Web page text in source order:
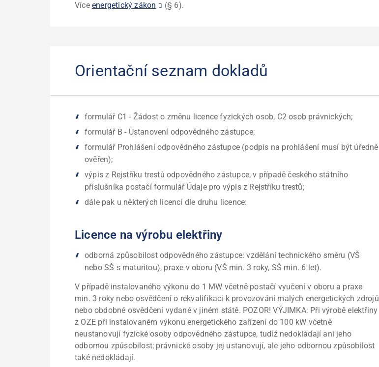
Více energetický zákon (§ 6).
Orientační seznam dokladů
formulář C1 - Žádost o změnu licence fyzických osob, C2 osob právnických;
formulář B - Ustanovení odpovědného zástupce;
formulář Prohlášení odpovědného zástupce (podpis na prohlášení musí být úředně
ověřen);
výpis z Rejstříku trestů odpovědného zástupce, v případě českého státního
příslušníka postačí formulář Údaje pro výpis z Rejstříku trestů;
dále pak u některých licencí dle druhu licence:
Licence na výrobu elektřiny
odborná způsobilost odpovědného zástupce: vzdělání technického směru (VŠ
nebo SŠ s maturitou), praxe v oboru (VŠ min. 3 roky, SŠ min. 6 let).
V případě instalovaného výkonu do 1 MW včetně postačí vyučení v oboru a praxe
min. 3 roky nebo osvědčení o rekvalifikaci k provozování malých energetických zdrojů
nebo obdobné osvědčení vydané v jiném státě. POZOR! VÝJIMKA: Při výrobě elektřiny
z OZE při instalovaném výkonu energetického zařízení do 100 kW včetně
neustanovují fyzické osoby odpovědného zástupce, tudíž nedokládají ani jeho
odbornou způsobilost; právnické osoby jej ustanovují, ale jeho odbornou způsobilost
také nedokládají.